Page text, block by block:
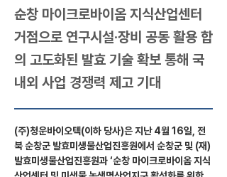
순창 마이크로바이옴 지식산업센터
거점으로 연구시설·장비 공동 활용 합
의 고도화된 발효 기술 확보 통해 국
내외 사업 경쟁력 제고 기대
(주)청운바이오텍(이하 당사)은 지난 4월 16일, 전
북 순창군 발효미생물산업진흥원에서 순창군 및 (재)
발효미생물산업진흥원과 ‘순창 마이크로바이옴 지식